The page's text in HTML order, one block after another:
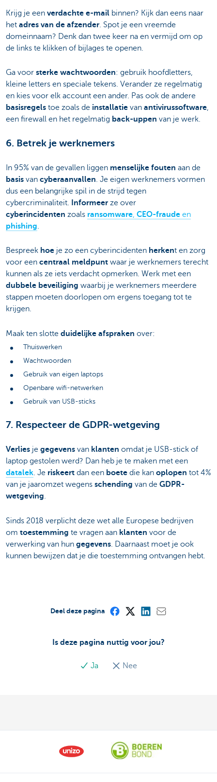
Krijg je een verdachte e-mail binnen? Kijk dan eens naar
het adres van de afzender. Spot je een vreemde
domeinnaam? Denk dan twee keer na en vermijd om op
de links te klikken of bijlages te openen.
Ga voor sterke wachtwoorden: gebruik hoofdletters,
kleine letters en speciale tekens. Verander ze regelmatig
en kies voor elk account een ander. Pas ook de andere
basisregels toe zoals de installatie van antivirussoftware,
een firewall en het regelmatig back-uppen van je werk.
6. Betrek je werknemers
In 95% van de gevallen liggen menselijke fouten aan de
basis van cyberaanvallen. Je eigen werknemers vormen
dus een belangrijke spil in de strijd tegen
cybercriminaliteit.
Informeer ze over
cyberincidenten zoals ransomware, CEO-fraude en
phishing.
Bespreek hoe je zo een cyberincidenten herkent en zorg
voor een centraal meldpunt waar je werknemers terecht
kunnen als ze iets verdacht opmerken. Werk met een
dubbele beveiliging waarbij je werknemers meerdere
stappen moeten doorlopen om ergens toegang tot te
krijgen.
Maak ten slotte duidelijke afspraken over:
Thuiswerken
Wachtwoorden
Gebruik van eigen laptops
Openbare wifi-netwerken
Gebruik van USB-sticks
7. Respecteer de GDPR-wetgeving
Verlies je gegevens van klanten omdat je USB-stick of
laptop gestolen werd? Dan heb je te maken met een
datalek. Je riskeert dan een boete die kan oplopen tot 4%
van je jaaromzet wegens schending van de GDPR-
wetgeving.
Sinds 2018 verplicht deze wet alle Europese bedrijven
om toestemming te vragen aan klanten voor de
verwerking van hun gegevens. Daarnaast moet je ook
kunnen bewijzen dat je die toestemming ontvangen hebt.
Is deze pagina nuttig voor jou?
Ja Nee
Deel deze pagina